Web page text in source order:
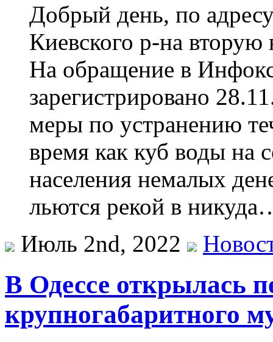
Добрый день, по
Киевского р-на вторую
На обращение в
зарегистрировано
меры по устранению
время как куб воды на
населения немалых
льются рекой в
Июль 2nd, 2022
В Одессе открылась
крупногабаритного